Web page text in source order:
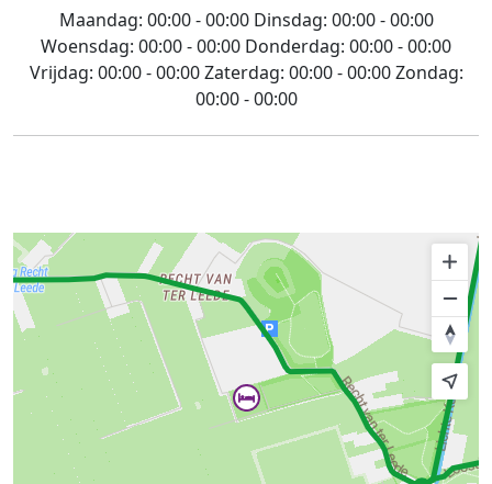
Maandag: 00:00 - 00:00Dinsdag: 00:00 - 00:00
Woensdag: 00:00 - 00:00 Donderdag: 00:00 - 00:00
Vrijdag: 00:00 - 00:00Zaterdag: 00:00 - 00:00Zondag:
00:00 - 00:00